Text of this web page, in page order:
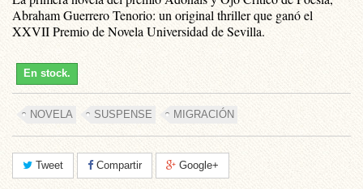
Abraham Guerrero Tenorio: un original thriller que ganó el
XXVII Premio de Novela Universidad de Sevilla.
En stock.
NOVELA SUSPENSE MIGRACIÓN
Tweet Compartir Google+